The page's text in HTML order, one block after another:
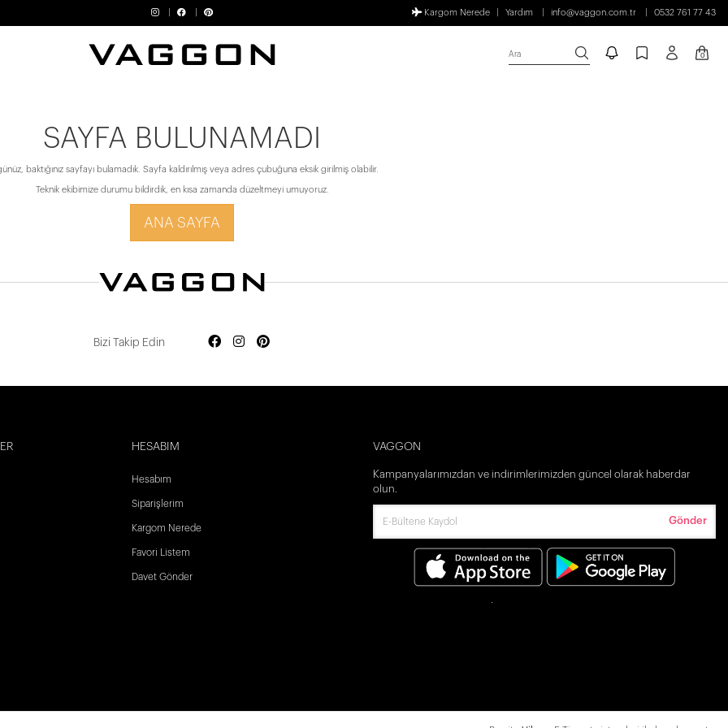
Kargom Nerede Yardım info@vaggon.com.tr 0532 761 77 43
Ara 0
SAYFA BULUNAMADI
baktığınız sayfayı bulamadık. Sayfa kaldırılmış veya adres çubuğuna eksik girilmiş olabilir.
Teknik ekibimize durumu bildirdik, en kısa zamanda düzeltmeyi umuyoruz.
ANA SAYFA
Bizi Takip Edin
HESABIM
Hesabım
Siparişlerim
Kargom Nerede
Favori Listem
Davet Gönder
VAGGON
Kampanyalarımızdan ve indirimlerimizden güncel olarak haberdar
olun.
Gönder